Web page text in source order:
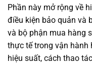
Phần này mở rộng về
điều kiện bảo quản và
và bộ phận mua hàng
thực tế trong vận hành
hiệu suất, cách thao